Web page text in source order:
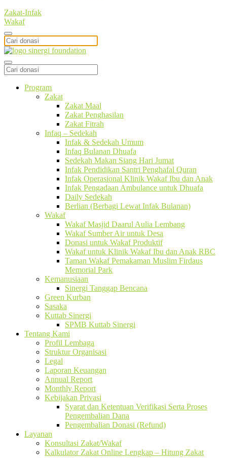
Zakat-Infak
Wakaf
Program
Zakat
Zakat Maal
Zakat Penghasilan
Zakat Fitrah
Infaq – Sedekah
Infak & Sedekah Umum
Infaq Bulanan Dhuafa
Sedekah Makan Siang Hari Jumat
Infak Pendidikan Santri Penghafal Quran
Infak Operasional Klinik Wakaf Ibu dan Anak
Infak Pengadaan Ambulance untuk Dhuafa
Daily Sedekah
Berlian (Berbagi Lewat Infak Bulanan)
Wakaf
Wakaf Masjid Daarul Aulia Lembang
Wakaf Sumber Air untuk Desa
Donasi untuk Wakaf Produktif
Wakaf untuk Klinik Wakaf Ibu dan Anak RBC
Taman Wakaf Pemakaman Muslim Firdaus
Memorial Park
Kemanusiaan
Sinergi Tanggap Bencana
Green Kurban
Sasaka
Kuttab Sinergi
SPMB Kuttab Sinergi
Tentang Kami
Profil Lembaga
Struktur Organisasi
Legal
Laporan Keuangan
Annual Report
Monthly Report
Kebijakan Privasi
Syarat dan Ketentuan Verifikasi Serta Proses
Pengembalian Dana
Pengembalian Donasi (Refund)
Layanan
Konsultasi Zakat/Wakaf
Kalkulator Zakat Online Lengkap – Hitung Zakat